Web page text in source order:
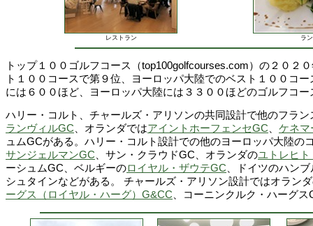
レストラン ラ
トップ１００ゴルフコース（top100golfcourses.com）の２０２
ト１００コースで第９位、ヨーロッパ大陸でのベスト１００コ
には６００ほど、ヨーロッパ大陸には３３００ほどのゴルフコー
ハリー・コルト、チャールズ・アリソンの共同設計で他のフラ
ランヴィルGC、オランダではアイントホーフェンセGC、 ケネマ
ュムGCがある。ハリー・コルト設計での他のヨーロッパ大陸の
サンジェルマンGC、サン・クラウドGC、オランダのユトレヒ
ーシュムGC、ベルギーのロイヤル・ザウテGC、ドイツのハン
シュタインなどがある。 チャールズ・アリソン設計ではオラン
ーグス（ロイヤル・ハーグ）G&CC、コーニンクルク・ハーグ